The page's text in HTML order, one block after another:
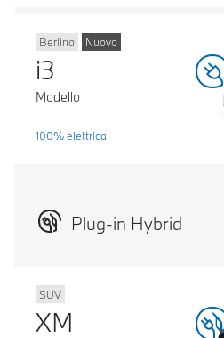
Berlina Nuovo
i3
Modello
100% elettrica
Plug-in Hybrid
SUV
XM